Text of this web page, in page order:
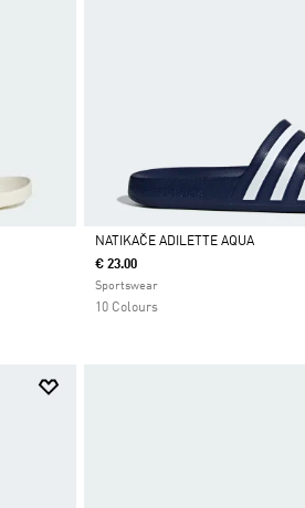
Da
NATIKAČE ADILETTE AQUA
€ 23.00
Sportswear
10 Colours